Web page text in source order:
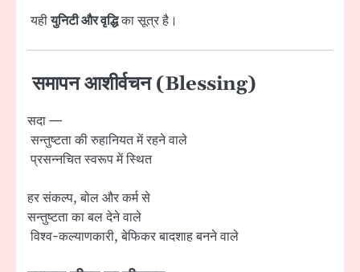
यहीयुनिटी और वृद्धिका सूत्र है।
समापन आशीर्वचन (Blessing)
सदा —
सन्तुष्टता की रुहानियत में रहने वाले
प्रसन्नचित स्वरूप में स्थित
हर संकल्प, बोल और कर्म से
सन्तुष्टता का बल देने वाले
विश्व-कल्याणकारी, बेफिकर बादशाह बनने वाले